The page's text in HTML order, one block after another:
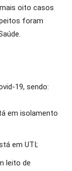
oito casos
foram
19, sendo:
em isolamento
em UTI;
leito de